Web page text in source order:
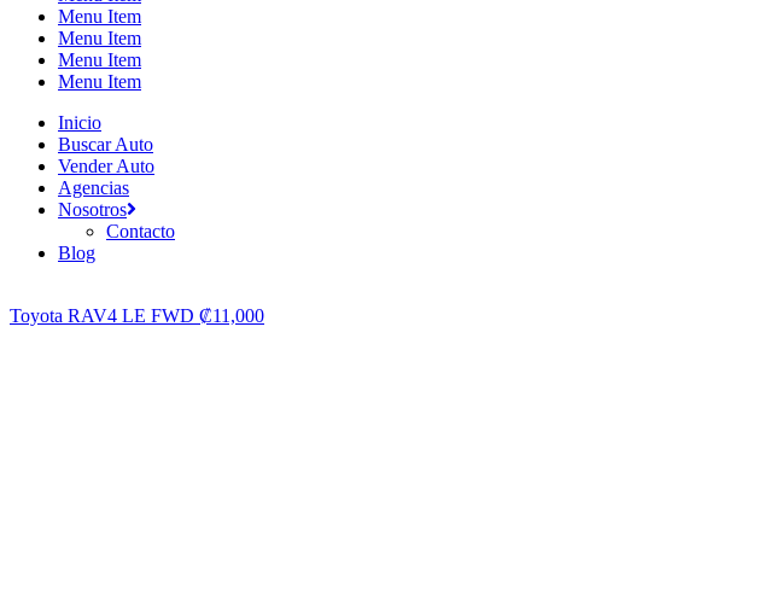
Menu Item
Menu Item
Menu Item
Menu Item
Inicio
Buscar Auto
Vender Auto
Agencias
Nosotros
Contacto
Blog
Toyota RAV4 LE FWD ₡11,000